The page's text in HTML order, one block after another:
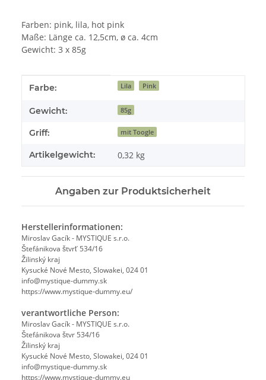
Farben: pink, lila, hot pink
Maße: Länge ca. 12,5cm, ø ca. 4cm
Gewicht: 3 x 85g
Produkteigenschaft
Wert
Farbe: Lila Pink
Gewicht: 85g
Griff: mit Toogle
Artikelgewicht: 0,32 kg
Angaben zur Produktsicherheit
Herstellerinformationen:
Miroslav Gacík - MYSTIQUE s.r.o.
Štefánikova štvrť 534/16
Žilinský kraj
Kysucké Nové Mesto, Slowakei, 024 01
info@mystique-dummy.sk
https://www.mystique-dummy.eu/
verantwortliche Person:
Miroslav Gacík - MYSTIQUE s.r.o.
Štefánikova štvr 534/16
Žilinský kraj
Kysucké Nové Mesto, Slowakei, 024 01
info@mystique-dummy.sk
https://www.mystique-dummy.eu